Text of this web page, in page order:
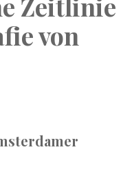
von